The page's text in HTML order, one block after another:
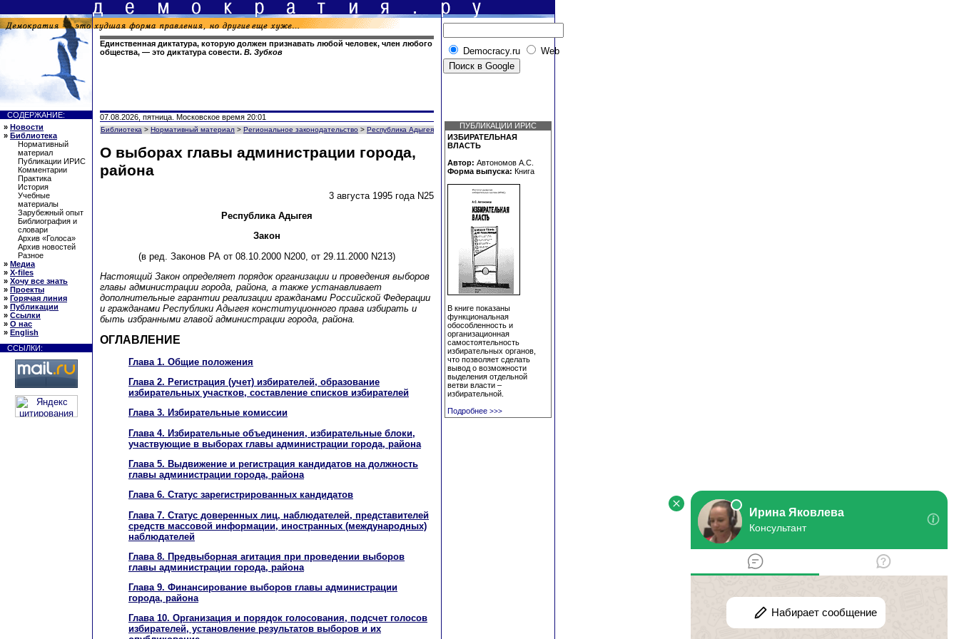
Единственная диктатура, которую должен признавать любой человек, член любого
общества, — это диктатура совести. В. Зубков Democracy.ru Web
СОДЕРЖАНИЕ:
» Новости
» Библиотека
Нормативный
материал
Публикации ИРИС
Комментарии
Практика
История
Учебные
материалы
Зарубежный опыт
Библиография и
словари
Архив «Голоса»
Архив новостей
Разное
» Медиа
» X-files
» Хочу все знать
» Проекты
» Горячая линия
» Публикации
» Ссылки
» О нас
» English
ССЫЛКИ:
07.08.2026, пятница. Московское время 20:01
Библиотека > Нормативный материал > Региональное законодательство > Республика Адыгея
О выборах главы администрации города,
района
3 августа 1995 года N25
Республика Адыгея
Закон
(в ред. Законов РА от 08.10.2000 N200, от 29.11.2000 N213)
Настоящий Закон определяет порядок организации и проведения выборов
главы администрации города, района, а также устанавливает
дополнительные гарантии реализации гражданами Российской Федерации
и гражданами Республики Адыгея конституционного права избирать и
быть избранными главой администрации города, района.
ОГЛАВЛЕНИЕ
Глава 1. Общие положения
Глава 2. Регистрация (учет) избирателей, образование
избирательных участков, составление списков избирателей
Глава 3. Избирательные комиссии
Глава 4. Избирательные объединения, избирательные блоки,
участвующие в выборах главы администрации города, района
Глава 5. Выдвижение и регистрация кандидатов на должность
главы администрации города, района
Глава 6. Статус зарегистрированных кандидатов
Глава 7. Статус доверенных лиц, наблюдателей, представителей
средств массовой информации, иностранных (международных)
наблюдателей
Глава 8. Предвыборная агитация при проведении выборов
главы администрации города, района
Глава 9. Финансирование выборов главы администрации
города, района
Глава 10. Организация и порядок голосования, подсчет голосов
избирателей, установление результатов выборов и их
ПУБЛИКАЦИИ ИРИС
ИЗБИРАТЕЛЬНАЯ
ВЛАСТЬ
Автор: Автономов А.С.
Форма выпуска: Книга
В книге показаны
функциональная
обособленность и
организационная
самостоятельность
избирательных органов,
что позволяет сделать
вывод о возможности
выделения отдельной
ветви власти –
избирательной.
Подробнее >>>